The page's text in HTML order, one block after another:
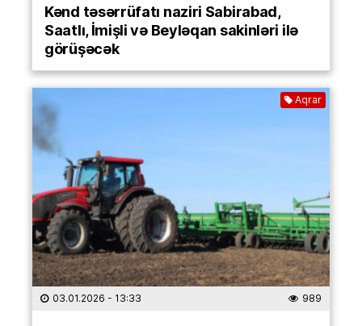
Kənd təsərrüfatı naziri Sabirabad,
Saatlı, İmişli və Beyləqan sakinləri ilə
görüşəcək
Aqrar
03.01.2026 - 13:33 989